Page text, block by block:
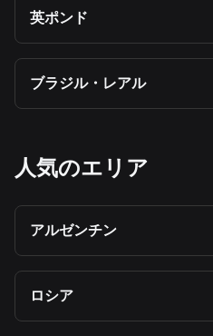
英ポンド
ブラジル・レアル
人気のエリア
アルゼンチン
ロシア